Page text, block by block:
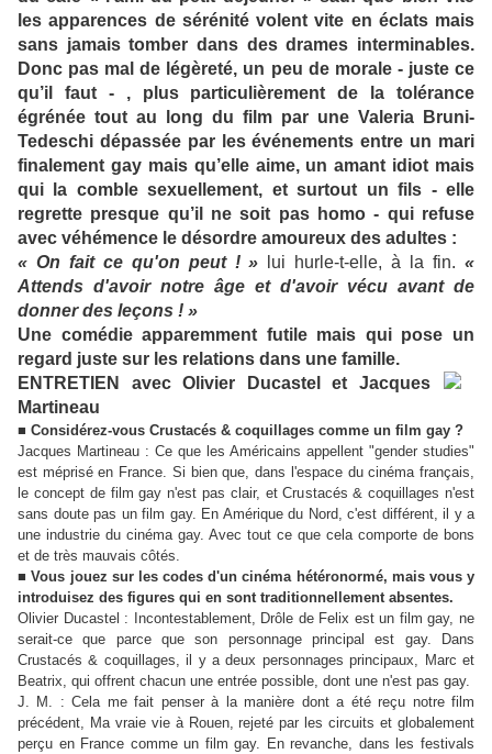
les apparences de sérénité volent vite en éclats mais
sans jamais tomber dans des drames interminables.
Donc pas mal de légèreté, un peu de morale - juste ce
qu’il faut - , plus particulièrement de la tolérance
égrénée tout au long du film par une Valeria Bruni-
Tedeschi dépassée par les événements entre un mari
finalement gay mais qu’elle aime, un amant idiot mais
qui la comble sexuellement, et surtout un fils - elle
regrette presque qu’il ne soit pas homo - qui refuse
avec véhémence le désordre amoureux des adultes :
« On fait ce qu'on peut ! » lui hurle-t-elle, à la fin.«
Attends d'avoir notre âge et d'avoir vécu avant de
donner des leçons ! »
Une comédie apparemment futile mais qui pose un
regard juste sur les relations dans une famille.
ENTRETIEN avec Olivier Ducastel et Jacques
Martineau
■ Considérez-vous Crustacés & coquillages comme un film gay ?
Jacques Martineau : Ce que les Américains appellent "gender studies"
est méprisé en France. Si bien que, dans l'espace du cinéma français,
le concept de film gay n'est pas clair, et Crustacés & coquillages n'est
sans doute pas un film gay. En Amérique du Nord, c'est différent, il y a
une industrie du cinéma gay. Avec tout ce que cela comporte de bons
et de très mauvais côtés.
■Vous jouez sur les codes d'un cinéma hétéronormé, mais vous y
introduisez des figures qui en sont traditionnellement absentes.
Olivier Ducastel : Incontestablement, Drôle de Felix est un film gay, ne
serait-ce que parce que son personnage principal est gay. Dans
Crustacés & coquillages, il y a deux personnages principaux, Marc et
Beatrix, qui offrent chacun une entrée possible, dont une n'est pas gay.
J. M. : Cela me fait penser à la manière dont a été reçu notre film
précédent, Ma vraie vie à Rouen, rejeté par les circuits et globalement
perçu en France comme un film gay. En revanche, dans les festivals